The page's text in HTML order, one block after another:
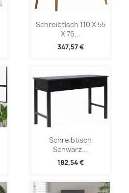
Schreibtisch 110 X 55
X 76...
347,57 €
Schreibtisch
Schwarz...
182,54 €